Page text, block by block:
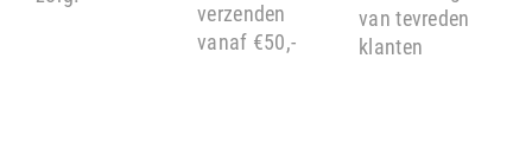
verzenden
vanaf €50,-
van tevreden
klanten